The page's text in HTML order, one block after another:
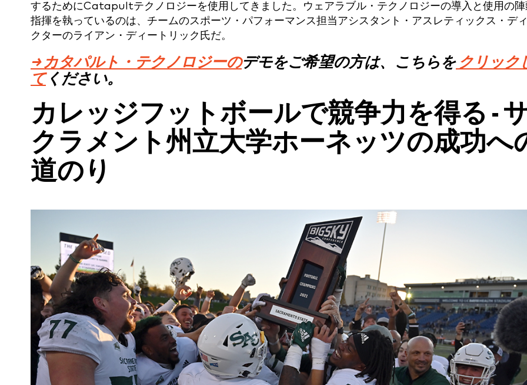
するためにCatapultテクノロジーを使用してきました。ウェアラブル・テクノロジーの導入と使用の陣
指揮を執っているのは、チームのスポーツ・パフォーマンス担当アシスタント・アスレティックス・デ
クターのライアン・ディートリック氏だ。
→ カタパルト・テクノロジーのデモをご希望の方は、こちらをクリック
てください。
カレッジフットボールで競争力を得る -
クラメント州立大学ホーネッツの成功へ
道のり